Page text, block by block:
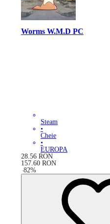
Worms W.M.D PC
Steam
•
Cheie
•
EUROPA
28.56 RON
157.60 RON
-82%